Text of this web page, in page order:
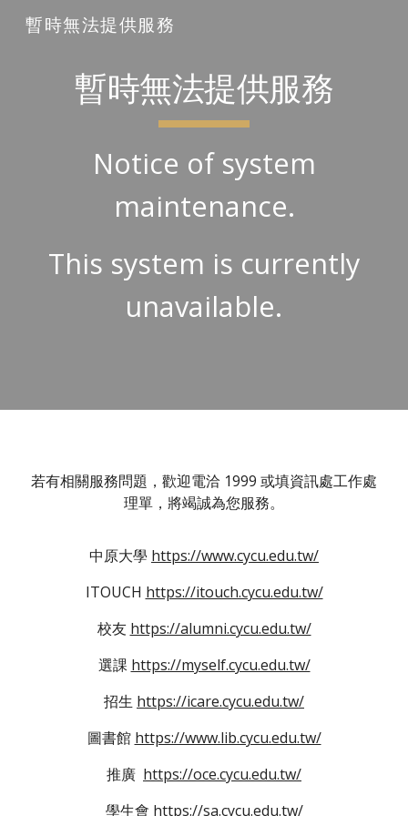
Skip to main content
暫時無法提供服務
暫時無法提供服務
Notice of system
maintenance.
This system is currently
unavailable.
若有相關服務問題，歡迎電洽 1999 或填資訊處工作處
理單，將竭誠為您服務。
中原大學 https://www.cycu.edu.tw/
ITOUCH https://itouch.cycu.edu.tw/
校友 https://alumni.cycu.edu.tw/
選課 https://myself.cycu.edu.tw/
招生 https://icare.cycu.edu.tw/
圖書館 https://www.lib.cycu.edu.tw/
推廣 https://oce.cycu.edu.tw/
學生會 https://sa.cycu.edu.tw/